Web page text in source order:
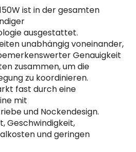
ist in der gesamten
ausgestattet.
unabhängig voneinander,
Genauigkeit
zusammen, um die
zu koordinieren.
fast durch eine
mit
und Nockendesign.
Geschwindigkeit,
und geringen